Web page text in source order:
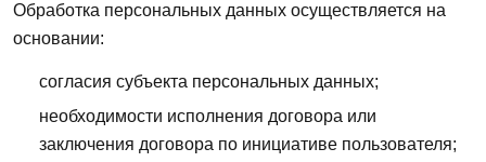
Обработка персональных данных осуществляется на
основании:
согласия субъекта персональных данных;
необходимости исполнения договора или
заключения договора по инициативе пользователя;